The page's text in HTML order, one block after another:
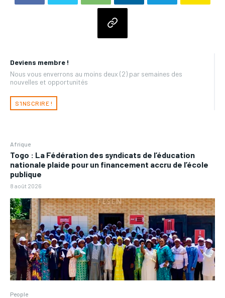
Deviens membre !
Nous vous enverrons au moins deux (2) par semaines des
nouvelles et opportunités
S'INSCRIRE !
Afrique
Togo : La Fédération des syndicats de l’éducation
nationale plaide pour un financement accru de l’école
publique
8 août 2026
People